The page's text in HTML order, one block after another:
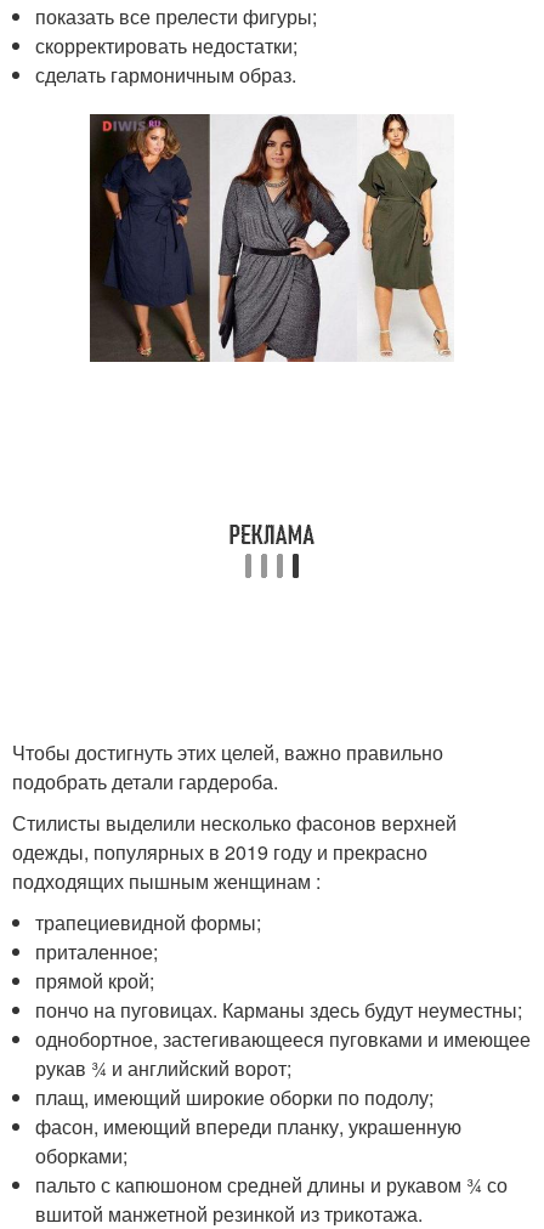
показать все прелести фигуры;
скорректировать недостатки;
сделать гармоничным образ.
Чтобы достигнуть этих целей, важно правильно
подобрать детали гардероба.
Стилисты выделили несколько фасонов верхней
одежды, популярных в 2019 году и прекрасно
подходящих пышным женщинам :
трапециевидной формы;
приталенное;
прямой крой;
пончо на пуговицах. Карманы здесь будут неуместны;
однобортное, застегивающееся пуговками и имеющее
рукав ¾ и английский ворот;
плащ, имеющий широкие оборки по подолу;
фасон, имеющий впереди планку, украшенную
оборками;
пальто с капюшоном средней длины и рукавом ¾ со
вшитой манжетной резинкой из трикотажа.